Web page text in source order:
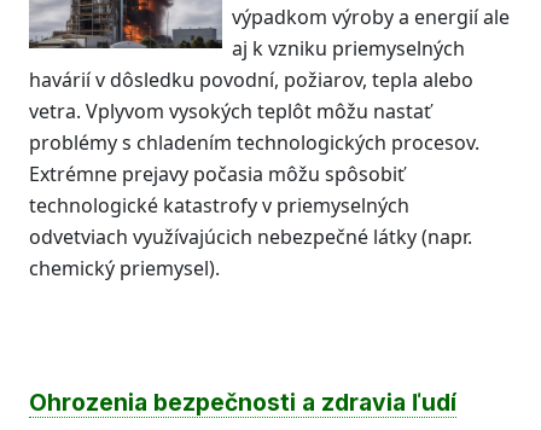
výpadkom výroby a energií ale
aj k vzniku priemyselných
havárií v dôsledku povodní, požiarov, tepla alebo
vetra. Vplyvom vysokých teplôt môžu nastať
problémy s chladením technologických procesov.
Extrémne prejavy počasia môžu spôsobiť
technologické katastrofy v priemyselných
odvetviach využívajúcich nebezpečné látky (napr.
chemický priemysel).
Ohrozenia bezpečnosti a zdravia ľudí